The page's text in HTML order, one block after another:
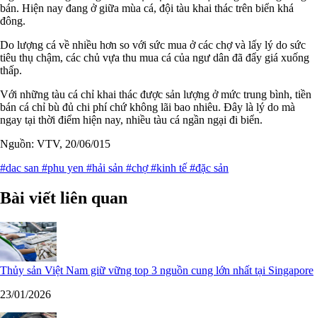
bán. Hiện nay đang ở giữa mùa cá, đội tàu khai thác trên biển khá
đông.
Do lượng cá về nhiều hơn so với sức mua ở các chợ và lấy lý do sức
tiêu thụ chậm, các chủ vựa thu mua cá của ngư dân đã đẩy giá xuống
thấp.
Với những tàu cá chỉ khai thác được sản lượng ở mức trung bình, tiền
bán cá chỉ bù đủ chi phí chứ không lãi bao nhiêu. Đây là lý do mà
ngay tại thời điểm hiện nay, nhiều tàu cá ngần ngại đi biển.
Nguồn: VTV, 20/06/015
#dac san #phu yen #hải sản #chợ#kinh tế #đặc sản
Bài viết liên quan
Thủy sản Việt Nam giữ vững top 3 nguồn cung lớn nhất tại Singapore
23/01/2026